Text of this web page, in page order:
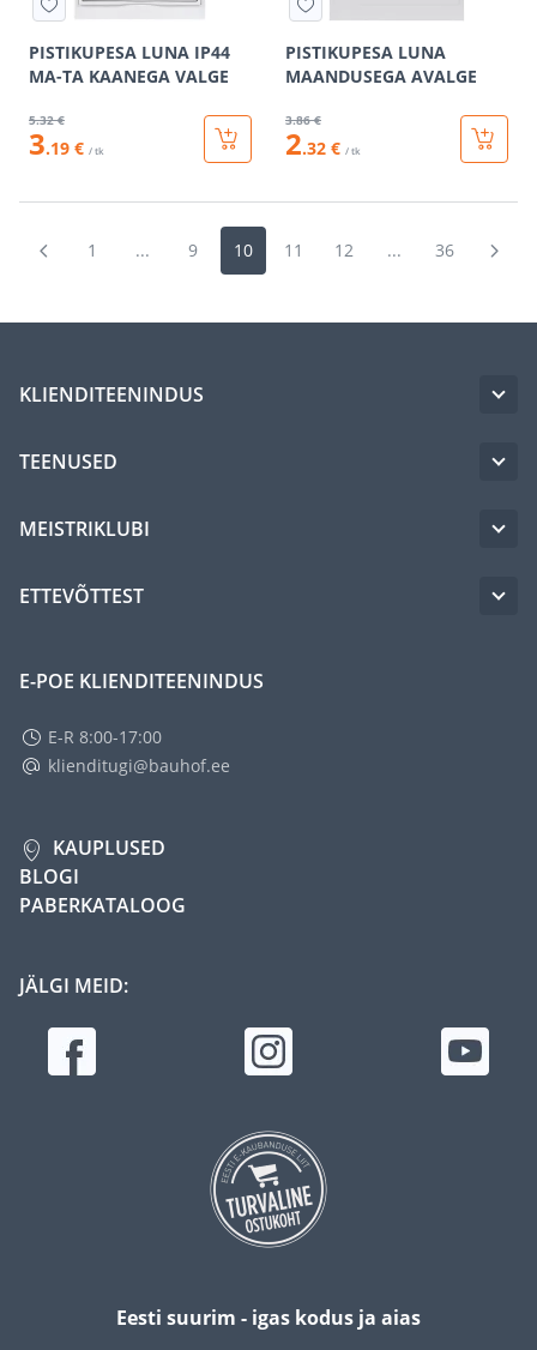
PISTIKUPESA LUNA IP44
MA-TA KAANEGA VALGE
5.32 €
3.19 € / tk
PISTIKUPESA LUNA
MAANDUSEGA AVALGE
3.86 €
2.32 € / tk
1 ... 9 10 11 12 ... 36
KLIENDITEENINDUS
TEENUSED
MEISTRIKLUBI
ETTEVÕTTEST
E-POE KLIENDITEENINDUS
E-R 8:00-17:00
klienditugi@bauhof.ee
KAUPLUSED
BLOGI
PABERKATALOOG
JÄLGI MEID:
Eesti suurim - igas kodus ja aias